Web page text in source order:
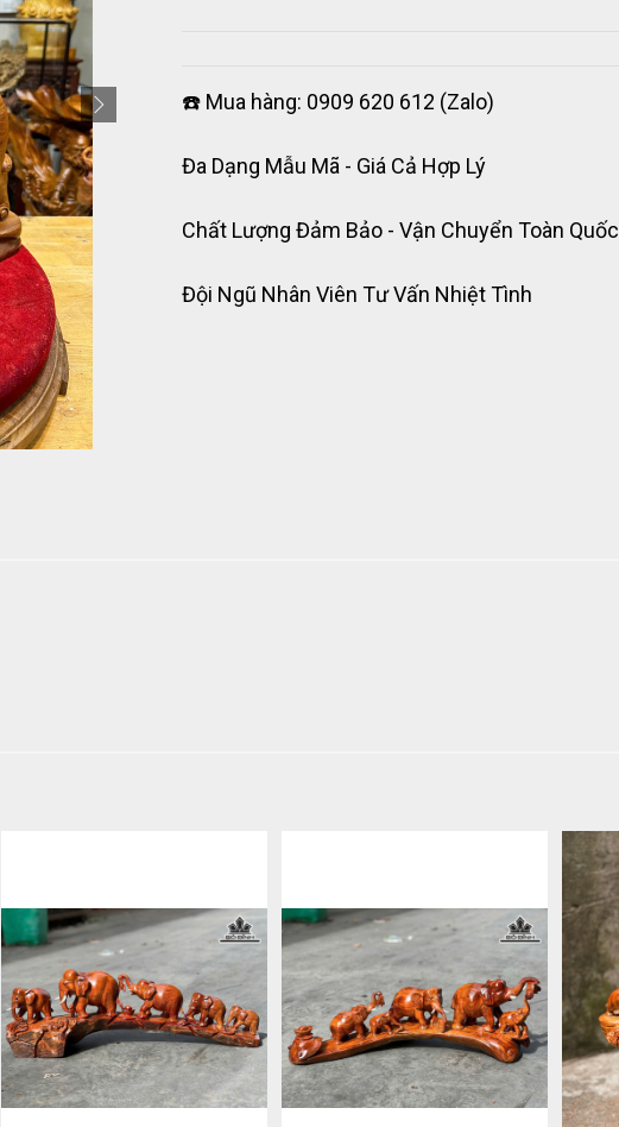
☎️ Mua hàng: 0909 620 612 (Zalo)
Đa Dạng Mẫu Mã - Giá Cả Hợp Lý
Chất Lượng Đảm Bảo - Vận Chuyển Toàn Quốc
Đội Ngũ Nhân Viên Tư Vấn Nhiệt Tình